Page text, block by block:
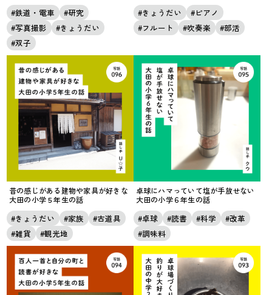
鉄道・電車
研究
写真撮影
きょうだい
双子
きょうだい
ピアノ
フルート
吹奏楽 部活
昔の感じがある建物や家具が好きな
大田の小学５年生の話
きょうだい 家族
古道具
雑貨
観光地
卓球にハマっていて塩が手放せない
大田の小学６年生の話
卓球 読書 科学
改革
調味料